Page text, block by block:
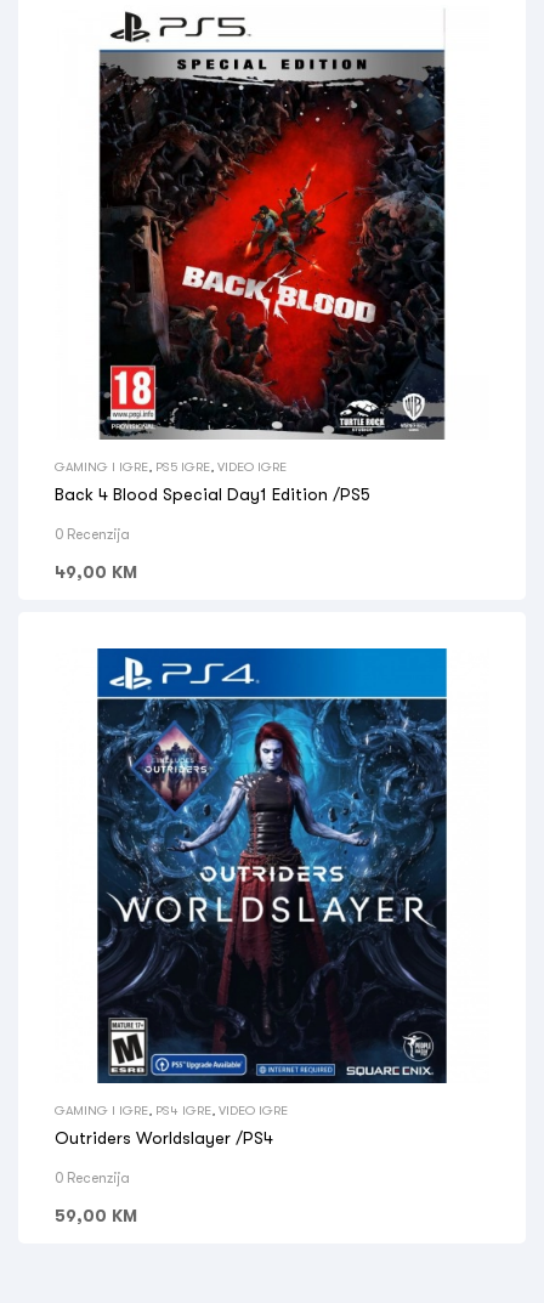
GAMING I IGRE PS5 IGRE VIDEO IGRE
Back 4 Blood Special Day1 Edition /PS5
0 Recenzija
49,00 KM
GAMING I IGRE PS4 IGRE VIDEO IGRE
Outriders Worldslayer /PS4
0 Recenzija
59,00 KM